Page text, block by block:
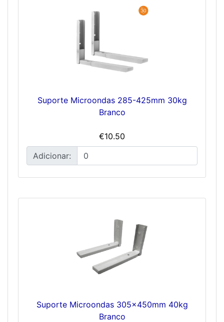
Suporte Microondas 285-425mm 30kg
Branco
€10.50
Adicionar:
Suporte Microondas 305x450mm 40kg
Branco